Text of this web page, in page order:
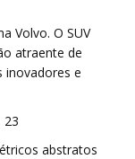
Volvo. O SUV
atraente de
inovadores e
23
abstratos